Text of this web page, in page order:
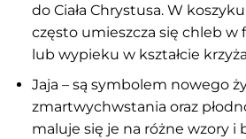
do Ciała Chrystusa. W
często umieszcza się chleb w
lub wypieku w kształcie
Jaja – są symbolem nowego
zmartwychwstania oraz
maluje się je na różne wzory i